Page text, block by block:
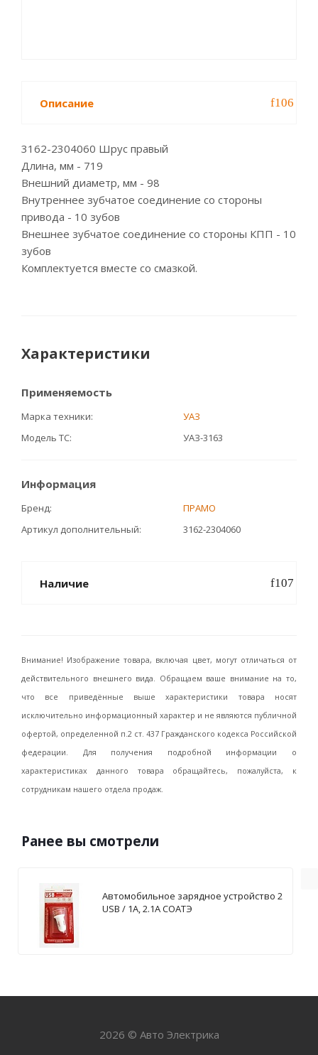
Описание
3162-2304060 Шрус правый
Длина, мм - 719
Внешний диаметр, мм - 98
Внутреннее зубчатое соединение со стороны
привода - 10 зубов
Внешнее зубчатое соединение со стороны КПП - 10
зубов
Комплектуется вместе со смазкой.
Характеристики
Применяемость
Марка техники
УАЗ
Модель ТС
УАЗ-3163
Информация
Бренд
ПРАМО
Артикул дополнительный
3162-2304060
Наличие
Внимание! Изображение товара, включая цвет, могут отличаться от
действительного внешнего вида. Обращаем ваше внимание на то,
что все приведённые выше характеристики товара носят
исключительно информационный характер и не являются публичной
офертой, определенной п.2 ст. 437 Гражданского кодекса Российской
федерации. Для получения подробной информации о
характеристиках данного товара обращайтесь, пожалуйста, к
сотрудникам нашего отдела продаж.
Ранее вы смотрели
Автомобильное зарядное устройство 2
USB / 1А, 2.1А СОАТЭ
2026 © Авто Электрика